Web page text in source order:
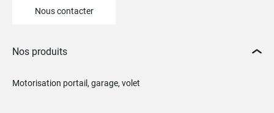
Nous contacter
Nos produits
Motorisation portail, garage, volet